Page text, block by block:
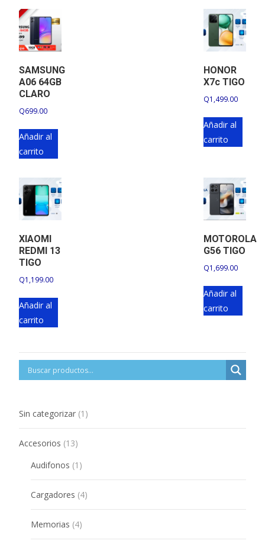
SAMSUNG
A06 64GB
CLARO
Q699.00
Añadir al
carrito
HONOR
X7c TIGO
Q1,499.00
Añadir al
carrito
XIAOMI
REDMI 13
TIGO
Q1,199.00
Añadir al
carrito
MOTOROLA
G56 TIGO
Q1,699.00
Añadir al
carrito
Sin categorizar 1 1
product
Accesorios 1313
Audifonos 1 1
product
Cargadores 44
products
Memorias 44
products